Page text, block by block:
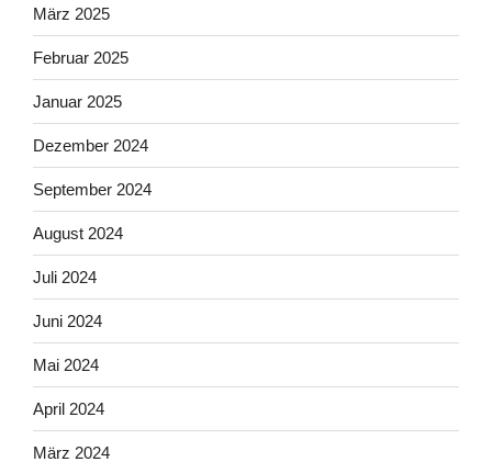
März 2025
Februar 2025
Januar 2025
Dezember 2024
September 2024
August 2024
Juli 2024
Juni 2024
Mai 2024
April 2024
März 2024